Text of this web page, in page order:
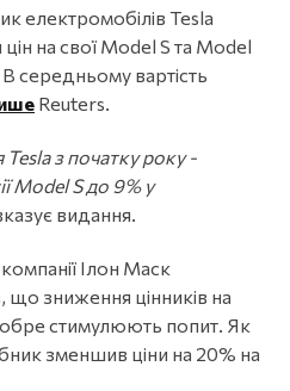
електромобілів Tesla
на свої Model S та Model
середньому вартість
Reuters.
з початку року -
Model S до 9% у
видання.
Ілон Маск
зниження цінників на
стимулюють попит. Як
зменшив ціни на 20% на